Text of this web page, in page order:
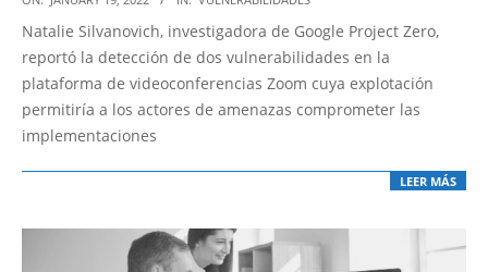
01-
19
Natalie Silvanovich, investigadora de Google Project Zero,
reportó la detección de dos vulnerabilidades en la
plataforma de videoconferencias Zoom cuya explotación
permitiría a los actores de amenazas comprometer las
implementaciones
LEER MÁS